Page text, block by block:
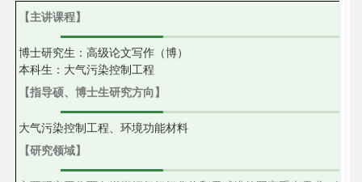
【主讲课程】
博士研究生：高级论文写作（博）
本科生：大气污染控制工程
【指导硕、博士生研究方向】
大气污染控制工程、环境功能材料
【研究领域】